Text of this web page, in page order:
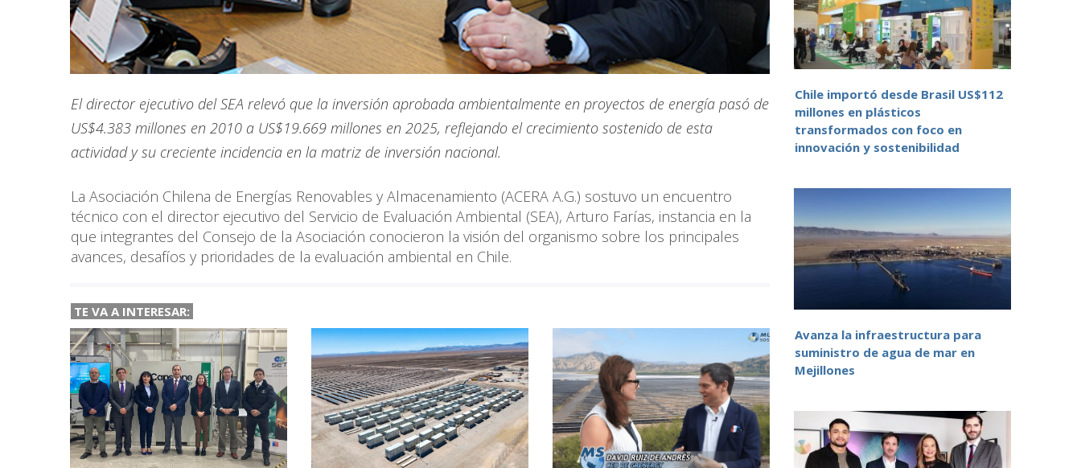
El director ejecutivo del SEA relevó que la inversión aprobada ambientalmente en proyectos de energía pasó de
US$4.383 millones en 2010 a US$19.669 millones en 2025, reflejando el crecimiento sostenido de esta
actividad y su creciente incidencia en la matriz de inversión nacional.
La Asociación Chilena de Energías Renovables y Almacenamiento (ACERA A.G.) sostuvo un encuentro
técnico con el director ejecutivo del Servicio de Evaluación Ambiental (SEA), Arturo Farías, instancia en la
que integrantes del Consejo de la Asociación conocieron la visión del organismo sobre los principales
avances, desafíos y prioridades de la evaluación ambiental en Chile.
TE VA A INTERESAR:
Chile importó desde Brasil US$112
millones en plásticos
transformados con foco en
innovación y sostenibilidad
Avanza la infraestructura para
suministro de agua de mar en
Mejillones